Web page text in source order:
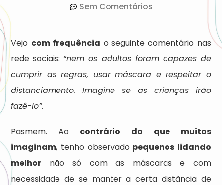
Sem Comentários
Vejo com frequência o seguinte comentário nas
rede sociais: “nem os adultos foram capazes de
cumprir as regras, usar máscara e respeitar o
distanciamento. Imagine se as crianças irão
fazê-lo”.
Pasmem. Ao contrário do que muitos
imaginam, tenho observado pequenos lidando
melhor não só com as máscaras e com
necessidade de se manter a certa distância de